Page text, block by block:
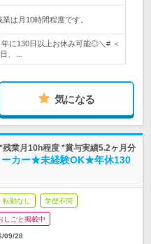
は月10時間程度です。
に130日以上お休み可能◎＼# ＜
、…
気になる
業月10h程度 *賞与実績5.2ヶ月分
ーカー★未経験OK★年休130
転勤なし 学歴不問
しごと掲載中
09/28